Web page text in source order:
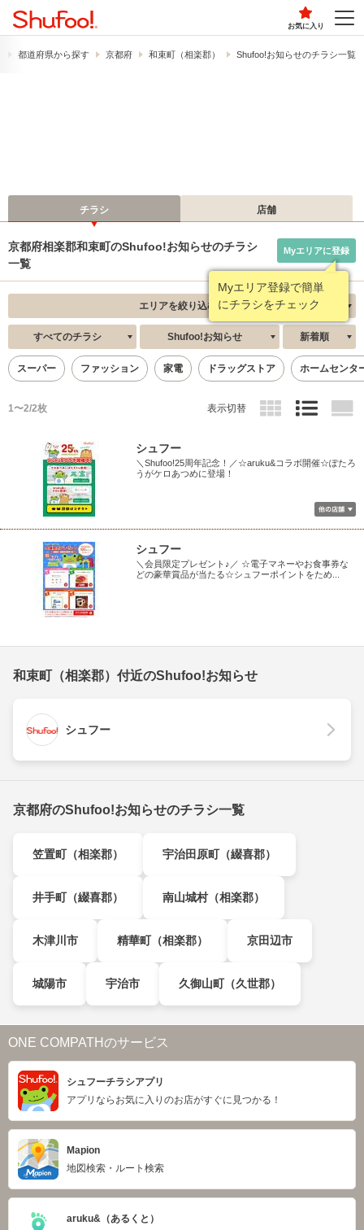
お気に入り
都道府県から探す 京都府 和束町（相楽郡） Shufoo!お知らせのチラシ一覧
チラシ 店舗
京都府相楽郡和束町のShufoo!お知らせのチラシ
一覧
Myエリア登録で簡単
にチラシをチェック
Myエリアに登録
エリアを絞り込む
すべてのチラシ Shufoo!お知らせ 新着順
スーパー ファッション 家電 ドラッグストア ホームセンタ
1〜2/2枚 表示切替
シュフー
＼Shufoo!25周年記念！／☆aruku&コラボ開催☆ぽたろ
うがケロあつめに登場！
シュフー
＼会員限定プレゼント♪／ ☆電子マネーやお食事券な
どの豪華賞品が当たる☆シュフーポイントをため...
和束町（相楽郡）付近のShufoo!お知らせ
シュフー
京都府のShufoo!お知らせのチラシ一覧
笠置町（相楽郡） 宇治田原町（綴喜郡）
井手町（綴喜郡） 南山城村（相楽郡）
木津川市 精華町（相楽郡） 京田辺市
城陽市 宇治市 久御山町（久世郡）
ONE COMPATHのサービス
シュフーチラシアプリ
アプリならお気に入りのお店がすぐに見つかる！
Mapion
地図検索・ルート検索
aruku&（あるくと）